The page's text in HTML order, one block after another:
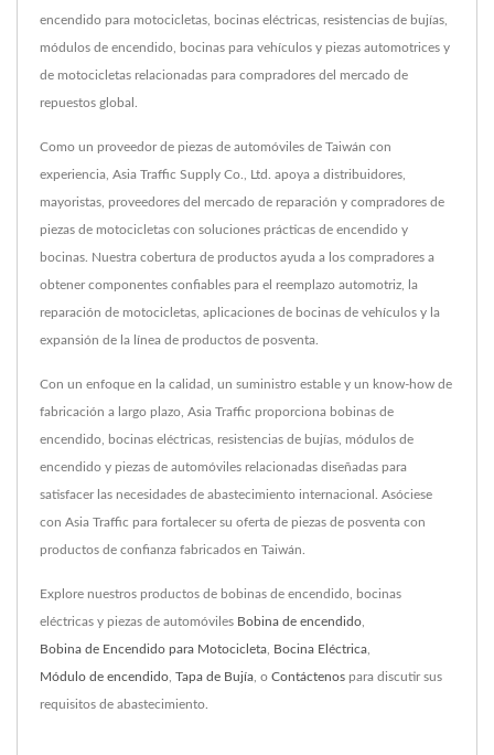
encendido para motocicletas, bocinas eléctricas, resistencias de bujías,
módulos de encendido, bocinas para vehículos y piezas automotrices y
de motocicletas relacionadas para compradores del mercado de
repuestos global.
Como un proveedor de piezas de automóviles de Taiwán con
experiencia, Asia Traffic Supply Co., Ltd. apoya a distribuidores,
mayoristas, proveedores del mercado de reparación y compradores de
piezas de motocicletas con soluciones prácticas de encendido y
bocinas. Nuestra cobertura de productos ayuda a los compradores a
obtener componentes confiables para el reemplazo automotriz, la
reparación de motocicletas, aplicaciones de bocinas de vehículos y la
expansión de la línea de productos de posventa.
Con un enfoque en la calidad, un suministro estable y un know-how de
fabricación a largo plazo, Asia Traffic proporciona bobinas de
encendido, bocinas eléctricas, resistencias de bujías, módulos de
encendido y piezas de automóviles relacionadas diseñadas para
satisfacer las necesidades de abastecimiento internacional. Asóciese
con Asia Traffic para fortalecer su oferta de piezas de posventa con
productos de confianza fabricados en Taiwán.
Explore nuestros productos de bobinas de encendido, bocinas
eléctricas y piezas de automóviles Bobina de encendido
Bobina de Encendido para Motocicleta Bocina Eléctrica
Módulo de encendido Tapa de Bujía , o Contáctenos para discutir sus
requisitos de abastecimiento.